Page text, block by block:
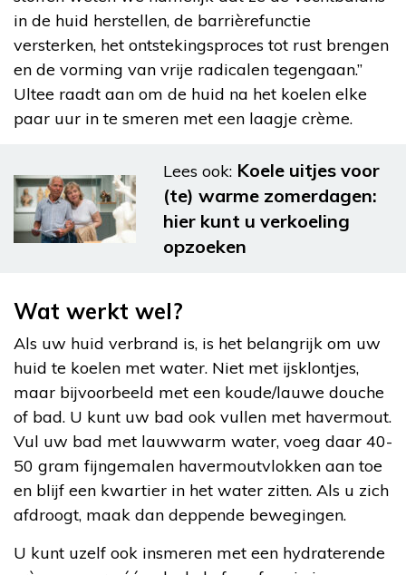
in de huid herstellen, de barrièrefunctie
versterken, het ontstekingsproces tot rust brengen
en de vorming van vrije radicalen tegengaan.”
Ultee raadt aan om de huid na het koelen elke
paar uur in te smeren met een laagje crème.
Lees ook: Koele uitjes voor
(te) warme zomerdagen:
hier kunt u verkoeling
opzoeken
Wat werkt wel?
Als uw huid verbrand is, is het belangrijk om uw
huid te koelen met water. Niet met ijsklontjes,
maar bijvoorbeeld met een koude/lauwe douche
of bad. U kunt uw bad ook vullen met havermout.
Vul uw bad met lauwwarm water, voeg daar 40-
50 gram fijngemalen havermoutvlokken aan toe
en blijf een kwartier in het water zitten. Als u zich
afdroogt, maak dan deppende bewegingen.
U kunt uzelf ook insmeren met een hydraterende